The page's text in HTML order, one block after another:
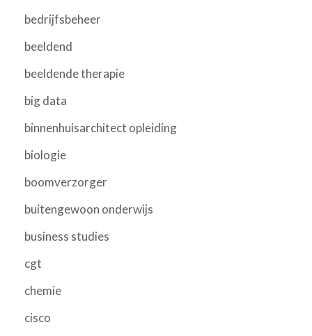
bedrijfsbeheer
beeldend
beeldende therapie
big data
binnenhuisarchitect opleiding
biologie
boomverzorger
buitengewoon onderwijs
business studies
cgt
chemie
cisco